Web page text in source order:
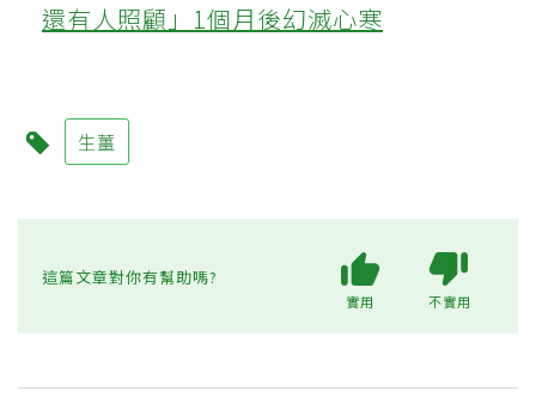
還有人照顧」1個月後幻滅心寒
生薑
這篇文章對你有幫助嗎?
實用 不實用